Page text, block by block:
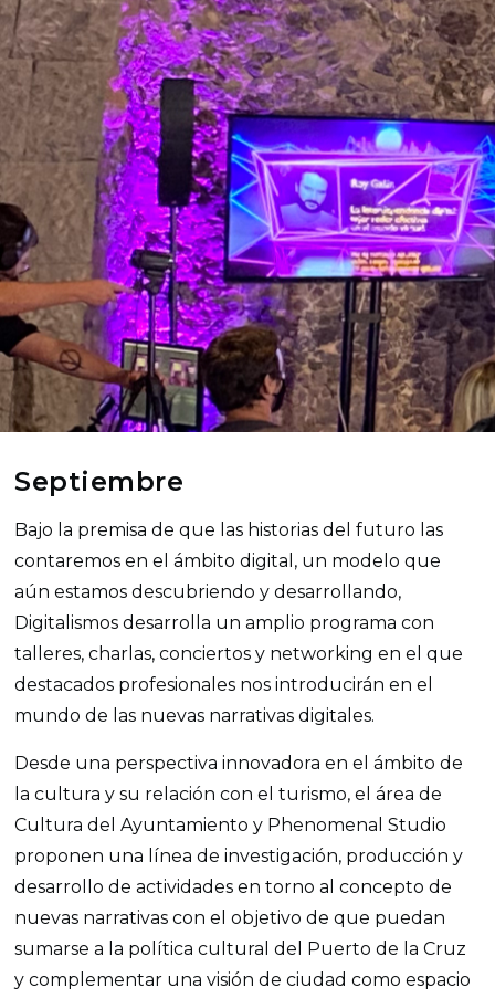
Septiembre
Bajo la premisa de que las historias del futuro las
contaremos en el ámbito digital, un modelo que
aún estamos descubriendo y desarrollando,
Digitalismos desarrolla un amplio programa con
talleres, charlas, conciertos y networking en el que
destacados profesionales nos introducirán en el
mundo de las nuevas narrativas digitales.
Desde una perspectiva innovadora en el ámbito de
la cultura y su relación con el turismo, el área de
Cultura del Ayuntamiento y Phenomenal Studio
proponen una línea de investigación, producción y
desarrollo de actividades en torno al concepto de
nuevas narrativas con el objetivo de que puedan
sumarse a la política cultural del Puerto de la Cruz
y complementar una visión de ciudad como espacio